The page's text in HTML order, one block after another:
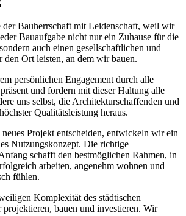
Bauherrschaft mit Leidenschaft, weil wir
Bauaufgabe nicht nur ein Zuhause für die
auch einen gesellschaftlichen und
Ort leisten, an dem wir bauen.
persönlichen Engagement durch alle
und fordern mit dieser Haltung alle
uns selbst, die Architekturschaffenden und
Qualitätsleistung heraus.
Projekt entscheiden, entwickeln wir ein
Nutzungskonzept. Die richtige
schafft den bestmöglichen Rahmen, in
arbeiten, angenehm wohnen und
fühlen.
Komplexität des städtischen
bauen und investieren. Wir